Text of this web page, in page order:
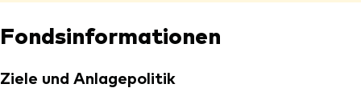
Fondsinformationen
Ziele und Anlagepolitik